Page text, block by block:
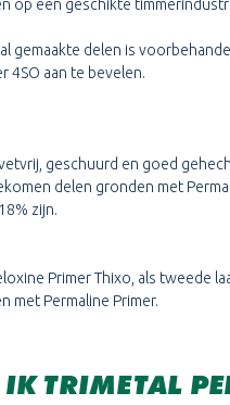
op een geschikte
gemaakte delen is
4SO aan te bevelen.
geschuurd en goed
delen gronden met
zijn.
Primer Thixo, als tweede
met Permaline Primer.
TRIMETAL